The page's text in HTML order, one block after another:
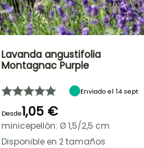
Lavanda angustifolia
Montagnac Purple
Enviado el 14 sept
Desde1,05 €
minicepellón: Ø 1,5/2,5 cm
Disponible en 2 tamaños